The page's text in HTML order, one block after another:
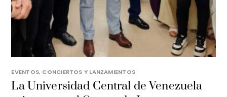
EVENTOS, CONCIERTOS Y LANZAMIENTOS
La Universidad Central de Venezuela